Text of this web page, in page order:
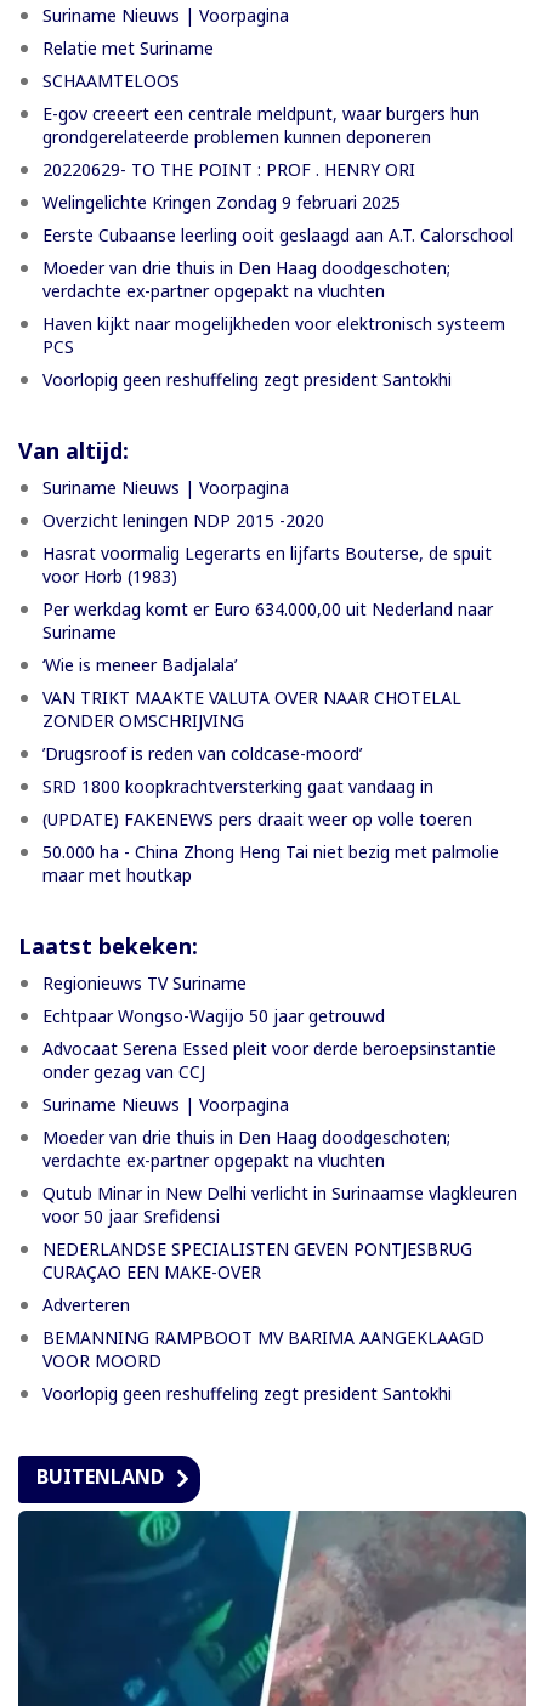
Suriname Nieuws | Voorpagina
Relatie met Suriname
SCHAAMTELOOS
E-gov creeert een centrale meldpunt, waar burgers hun
grondgerelateerde problemen kunnen deponeren
20220629- TO THE POINT : PROF . HENRY ORI
Welingelichte Kringen Zondag 9 februari 2025
Eerste Cubaanse leerling ooit geslaagd aan A.T. Calorschool
Moeder van drie thuis in Den Haag doodgeschoten;
verdachte ex-partner opgepakt na vluchten
Haven kijkt naar mogelijkheden voor elektronisch systeem
PCS
Voorlopig geen reshuffeling zegt president Santokhi
Van altijd:
Suriname Nieuws | Voorpagina
Overzicht leningen NDP 2015 -2020
Hasrat voormalig Legerarts en lijfarts Bouterse, de spuit
voor Horb (1983)
Per werkdag komt er Euro 634.000,00 uit Nederland naar
Suriname
‘Wie is meneer Badjalala’
VAN TRIKT MAAKTE VALUTA OVER NAAR CHOTELAL
ZONDER OMSCHRIJVING
’Drugsroof is reden van coldcase-moord’
SRD 1800 koopkrachtversterking gaat vandaag in
(UPDATE) FAKENEWS pers draait weer op volle toeren
50.000 ha - China Zhong Heng Tai niet bezig met palmolie
maar met houtkap
Laatst bekeken:
Regionieuws TV Suriname
Echtpaar Wongso-Wagijo 50 jaar getrouwd
Advocaat Serena Essed pleit voor derde beroepsinstantie
onder gezag van CCJ
Suriname Nieuws | Voorpagina
Moeder van drie thuis in Den Haag doodgeschoten;
verdachte ex-partner opgepakt na vluchten
Qutub Minar in New Delhi verlicht in Surinaamse vlagkleuren
voor 50 jaar Srefidensi
NEDERLANDSE SPECIALISTEN GEVEN PONTJESBRUG
CURAÇAO EEN MAKE-OVER
Adverteren
BEMANNING RAMPBOOT MV BARIMA AANGEKLAAGD
VOOR MOORD
Voorlopig geen reshuffeling zegt president Santokhi
BUITENLAND